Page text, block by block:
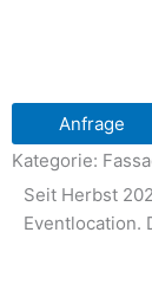
Anfrage
Albhof
Kategorie:
Seit Herbst
Eventlocation.